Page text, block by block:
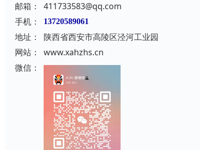
邮箱：
411733583@qq.com
手机：
13720589061
地址：
陕西省西安市高陵区泾河工业园
网站：
www.xahzhs.cn
微信：